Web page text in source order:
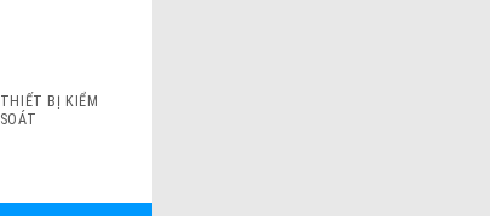
THIẾT BỊ KIỂM
SOÁT